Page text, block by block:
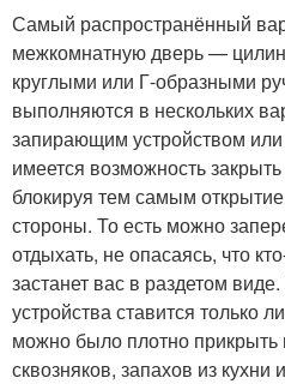
Самый распространённый
межкомнатную дверь —
круглыми или Г-образными
выполняются в нескольких
запирающим устройством
имеется возможность
блокируя тем самым
стороны. То есть можно
отдыхать, не опасаясь, что
застанет вас в раздетом
устройства ставится только
можно было плотно
сквозняков, запахов из